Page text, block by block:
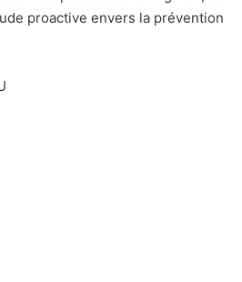
proactive envers la prévention